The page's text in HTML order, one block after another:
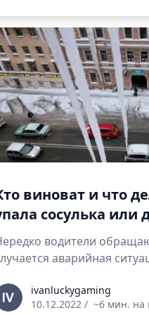
виноват и что
сосулька или
водители
аварийная
ivanluckygaming
10.12.2022 / ~6 мин. на